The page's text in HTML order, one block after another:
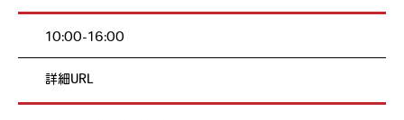
10:00-16:00
詳細URL